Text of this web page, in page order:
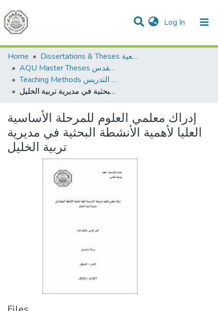
Log In (current)
Communities & Collections
All of DSpace
Home
Dissertations & Theses الرسائل الجامعية
AQU Master Theses الرسائل الجامعية الخاصة بجامعة القدس
Teaching Methods أساليب التدريس
إدراك معلمي العلوم للمرحلة الأساسية العليا لأهمية الأنشطة البحثية في مديرية تربية الخليل
إدراك معلمي العلوم للمرحلة الأساسية
العليا لأهمية الأنشطة البحثية في مديرية
تربية الخليل